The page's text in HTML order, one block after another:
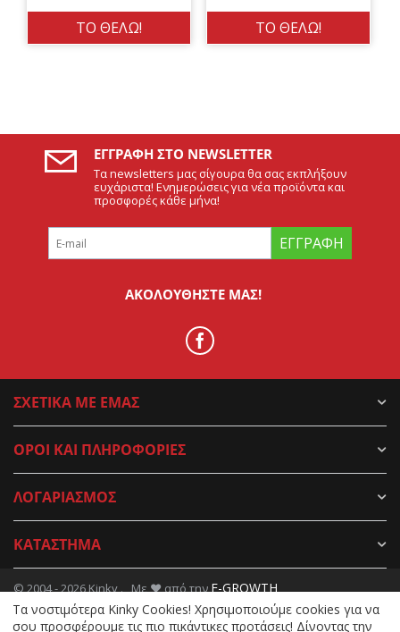
ΤΟ ΘΕΛΩ! ΤΟ ΘΕΛΩ!
ΕΓΓΡΑΦΉ ΣΤΟ NEWSLETTER
Τα newsletters μας σίγουρα θα σας εκπλήξουν
ευχάριστα! Ενημερώσεις για νέα προϊόντα και
προσφορές κάθε μήνα!
ΕΓΓΡΑΦΉ
ΑΚΟΛΟΥΘΉΣΤΕ ΜΑΣ!
ΣΧΕΤΙΚΑ ΜΕ ΕΜΑΣ
ΟΡΟΙ ΚΑΙ ΠΛΗΡΟΦΟΡΙΕΣ
ΛΟΓΑΡΙΑΣΜΟΣ
ΚΑΤΑΣΤΗΜΑ
© 2004 - 2026 Kinky . Με ♥ από τηνE-GROWTH
Tα νοστιμότερα Kinky Cookies! Χρησιμοποιούμε cookies για να
σου προσφέρουμε τις πιο πικάντικες προτάσεις! Δίνοντας την